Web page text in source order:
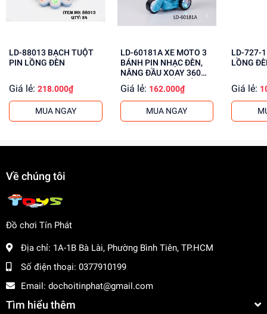
Mua ngay đồ chơi lắp ráp tại dochoitinphat.com
cung cấp giá sỉ cho khách buôn. Liên hệ ngay để biết
LD-88013 BẠCH TUỘT
PIN LỒNG ĐÈN
Giá lẻ: 218.000₫
MUA NGAY
LD-60181A XE MOTO 3
BÁNH PIN NHẠC ĐÈN,
NÂNG ĐẦU XOAY 360
ĐỘ, PHUN KHÓI, CÓ
NGƯỜI Police
Giá lẻ: 162.000₫
MUA NGAY
LD-727-1 ROBO
LỒNG
Giá lẻ:
Về chúng tôi
Đồ chơi Tín Phát
Địa chỉ: 1A-1B Bà Lài, Phường Bình Tiên, TP.HCM
Số điện thoại: 0377910199
Email: dochoitinphat@gmail.com
Tìm hiểu thêm